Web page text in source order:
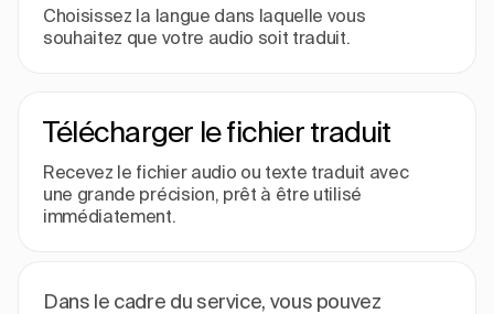
Choisissez la langue dans laquelle vous
souhaitez que votre audio soit traduit.
Télécharger le fichier traduit
Recevez le fichier audio ou texte traduit avec
une grande précision, prêt à être utilisé
immédiatement.
Dans le cadre du service, vous pouvez